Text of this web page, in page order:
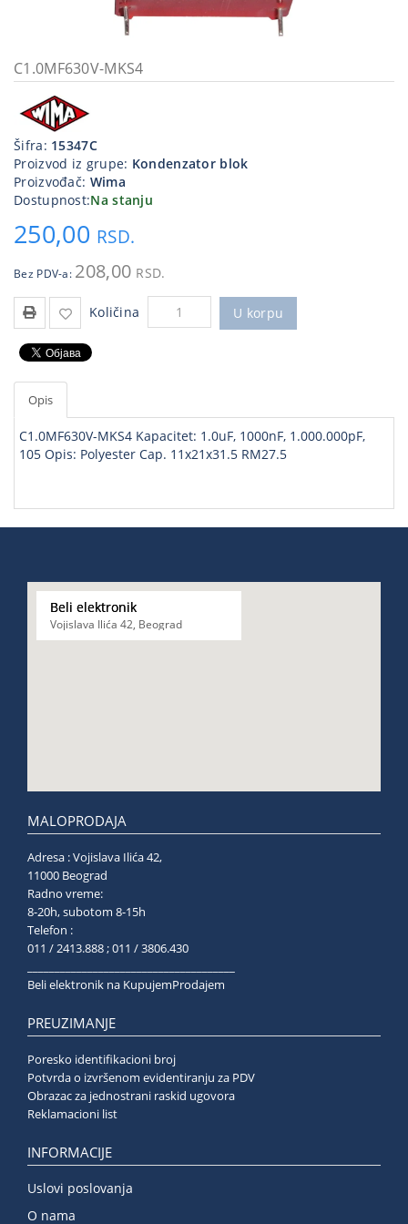
priključci
Kućna
tehnika
Poslovna
oprema,računari
program
C1.0MF630V-MKS4
Šifra: 15347C
Proizvod iz grupe: Kondenzator blok
Proizvođač: Wima
Dostupnost:Na stanju
250,00 RSD.
Bez PDV-a: 208,00 RSD.
Količina U korpu
Opis
C1.0MF630V-MKS4 Kapacitet: 1.0uF, 1000nF, 1.000.000pF,
105 Opis: Polyester Cap. 11x21x31.5 RM27.5
Beli elektronik
Vojislava Ilića 42, Beograd
MALOPRODAJA
Adresa : Vojislava Ilića 42,
11000 Beograd
Radno vreme:
8-20h, subotom 8-15h
Telefon :
011 / 2413.888 ; 011 / 3806.430
Beli elektronik na KupujemProdajem
PREUZIMANJE
Poresko identifikacioni broj
Potvrda o izvršenom evidentiranju za PDV
Obrazac za jednostrani raskid ugovora
Reklamacioni list
INFORMACIJE
Uslovi poslovanja
O nama